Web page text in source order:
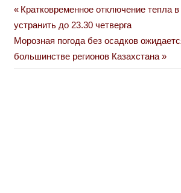
Навигация
по
записям
Previous
Post:
Кратковременное отключение тепла
устранить до 23.30 четверга
Next
Post:
Морозная погода без осадков
большинстве регионов Казахстана